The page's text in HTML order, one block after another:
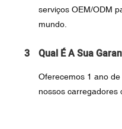
serviços OEM/ODM
mundo.
3 Qual É A Sua
Oferecemos 1 ano
nossos carregadores